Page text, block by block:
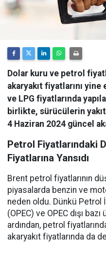
Dolar kuru ve petrol
akaryakıt fiyatlarını
ve LPG fiyatlarında
birlikte, sürücülerin
4 Haziran 2024 güncel
Petrol Fiyatlarındaki
Fiyatlarına Yansıdı
Brent petrol fiyatlarının
piyasalarda benzin ve
neden oldu. Dünkü Petrol
(OPEC) ve OPEC dışı
ardından, petrol
akaryakıt fiyatlarında da